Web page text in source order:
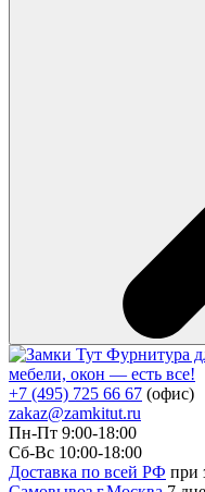
Фурнитура
мебели, окон — есть все!
+7 (495) 725 66 67 (офис)
zakaz@zamkitut.ru
Пн-Пт 9:00-18:00
Сб-Вс 10:00-18:00
Доставка по всей РФ при